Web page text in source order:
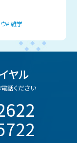
雑学
ヤル
話ください